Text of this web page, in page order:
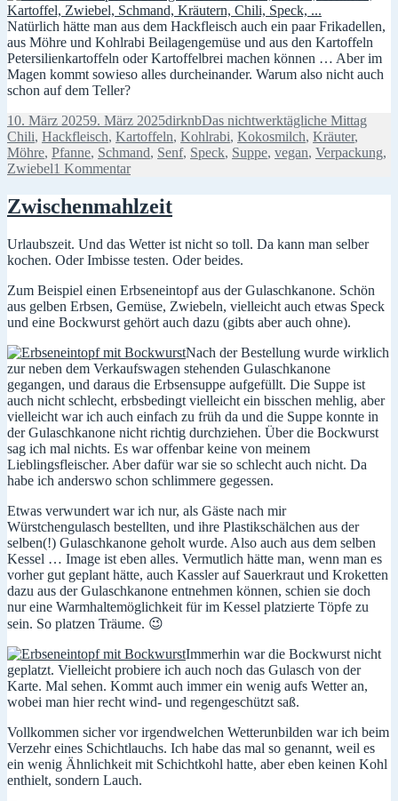
Natürlich hätte man aus dem Hackfleisch auch ein paar Frikadellen,
aus Möhre und Kohlrabi Beilagengemüse und aus den Kartoffeln
Petersilienkartoffeln oder Kartoffelbrei machen können … Aber im
Magen kommt sowieso alles durcheinander. Warum also nicht auch
schon auf dem Teller?
Veröffentlicht
am
10. März 20259. März 2025Autor
dirknbKategorien
Das nichtwerktägliche Mittag
Chili, Hackfleisch, Kartoffeln, Kohlrabi, Kokosmilch, Kräuter,
Möhre, Pfanne, Schmand, Senf, Speck, Suppe, vegan, Verpackung,
Zwiebel1 Kommentarzu
…
und
was
anderes
Zwischenmahlzeit
Urlaubszeit. Und das Wetter ist nicht so toll. Da kann man selber
kochen. Oder Imbisse testen. Oder beides.
Zum Beispiel einen Erbseneintopf aus der Gulaschkanone. Schön
aus gelben Erbsen, Gemüse, Zwiebeln, vielleicht auch etwas Speck
und eine Bockwurst gehört auch dazu (gibts aber auch ohne).
Nach der Bestellung wurde wirklich
zur neben dem Verkaufswagen stehenden Gulaschkanone
gegangen, und daraus die Erbsensuppe aufgefüllt. Die Suppe ist
auch nicht schlecht, erbsbedingt vielleicht ein bisschen mehlig, aber
vielleicht war ich auch einfach zu früh da und die Suppe konnte in
der Gulaschkanone nicht richtig durchziehen. Über die Bockwurst
sag ich mal nichts. Es war offenbar keine von meinem
Lieblingsfleischer. Aber dafür war sie so schlecht auch nicht. Da
habe ich anderswo schon schlimmere gegessen.
Etwas verwundert war ich nur, als Gäste nach mir
Würstchengulasch bestellten, und ihre Plastikschälchen aus der
selben(!) Gulaschkanone geholt wurde. Also auch aus dem selben
Kessel … Image ist eben alles. Vermutlich hätte man, wenn man es
vorher gut geplant hätte, auch Kassler auf Sauerkraut und Kroketten
dazu aus der Gulaschkanone entnehmen können, schien sie doch
nur eine Warmhaltemöglichkeit für im Kessel platzierte Töpfe zu
sein. So platzen Träume. 😉
Immerhin war die Bockwurst nicht
geplatzt. Vielleicht probiere ich auch noch das Gulasch von der
Karte. Mal sehen. Kommt auch immer ein wenig aufs Wetter an,
wobei man hier recht wind- und regengeschützt saß.
Vollkommen sicher vor irgendwelchen Wetterunbilden war ich beim
Verzehr eines Schichtlauchs. Ich habe das mal so genannt, weil es
ein wenig Ähnlichkeit mit Schichtkohl hatte, aber eben keinen Kohl
enthielt, sondern Lauch.